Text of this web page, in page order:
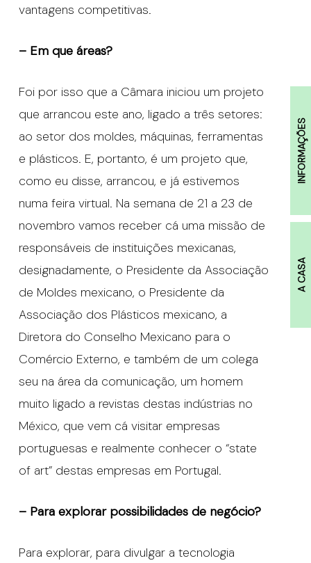
INFORMAÇÕES
A CASA
vantagens competitivas.
– Em que áreas?
Foi por isso que a Câmara iniciou um projeto
que arrancou este ano, ligado a três setores:
ao setor dos moldes, máquinas, ferramentas
e plásticos. E, portanto, é um projeto que,
como eu disse, arrancou, e já estivemos
numa feira virtual. Na semana de 21 a 23 de
novembro vamos receber cá uma missão de
responsáveis de instituições mexicanas,
designadamente, o Presidente da Associação
de Moldes mexicano, o Presidente da
Associação dos Plásticos mexicano, a
Diretora do Conselho Mexicano para o
Comércio Externo, e também de um colega
seu na área da comunicação, um homem
muito ligado a revistas destas indústrias no
México, que vem cá visitar empresas
portuguesas e realmente conhecer o “state
of art” destas empresas em Portugal.
– Para explorar possibilidades de negócio?
Para explorar, para divulgar a tecnologia